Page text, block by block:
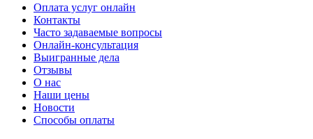
Оплата услуг онлайн
Контакты
Часто задаваемые вопросы
Онлайн-консультация
Выигранные дела
Отзывы
О нас
Наши цены
Новости
Способы оплаты